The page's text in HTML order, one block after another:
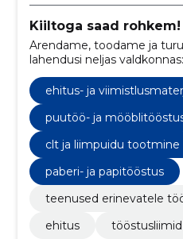
Kiiltoga saad rohkem!
Arendame, toodame ja
lahendusi neljas
ja tulekaitse,
.
ehitus- ja
puutöö- ja
clt ja liimpuidu tootmine
paberi- ja papitööstus
teenused erinevatele
ehitus
tööstusliimid